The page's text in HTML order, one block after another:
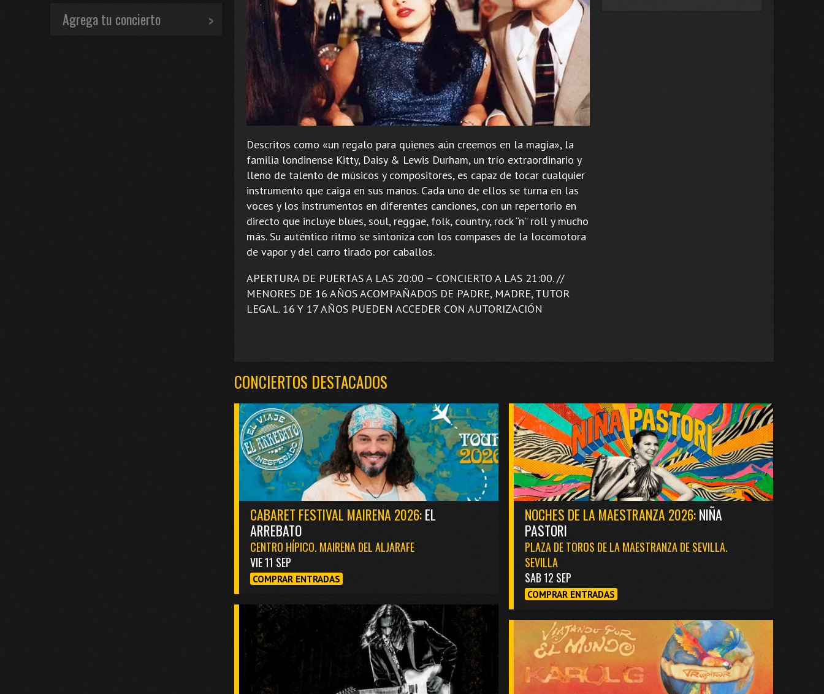
Descritos como «un regalo para quienes aún creemos en la magia», la
familia londinense Kitty, Daisy & Lewis Durham, un trío extraordinario y
lleno de talento de músicos y compositores, es capaz de tocar cualquier
instrumento que caiga en sus manos. Cada uno de ellos se turna en las
voces y los instrumentos en diferentes canciones, con un repertorio en
directo que incluye blues, soul, reggae, folk, country, rock “n” roll y mucho
más. Su auténtico ritmo se sintoniza con los compases de la locomotora
de vapor y del carro tirado por caballos.
APERTURA DE PUERTAS A LAS 20:00 – CONCIERTO A LAS 21:00. //
MENORES DE 16 AÑOS ACOMPAÑADOS DE PADRE, MADRE, TUTOR
LEGAL. 16 Y 17 AÑOS PUEDEN ACCEDER CON AUTORIZACIÓN
CONCIERTOS DESTACADOS
CABARET FESTIVAL MAIRENA 2026:EL
ARREBATO
CENTRO HÍPICO. MAIRENA DEL ALJARAFE
VIE 11 SEP
COMPRAR ENTRADAS
NOCHES DE LA MAESTRANZA 2026:NIÑA
PASTORI
PLAZA DE TOROS DE LA MAESTRANZA DE SEVILLA.
SEVILLA
SAB 12 SEP
COMPRAR ENTRADAS
Agrega tu concierto